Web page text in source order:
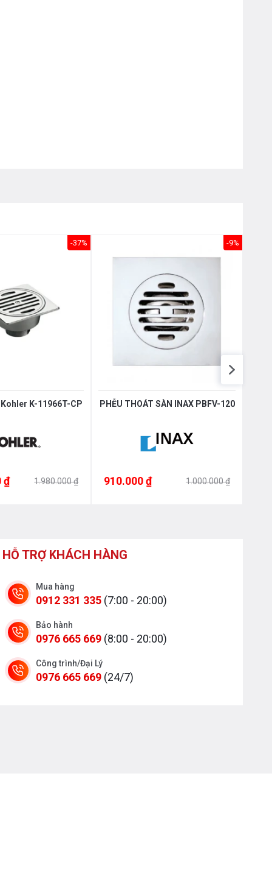
-37%
K-11966T-CP
₫ 1.980.000 ₫
-9%
PHỄU THOÁT SÀN INAX PBFV-120
910.000 ₫ 1.000.000 ₫
HỖ TRỢ KHÁCH HÀNG
Mua hàng
0912 331 335 (7:00 - 20:00)
Bảo hành
0976 665 669 (8:00 - 20:00)
Công trình/Đại Lý
0976 665 669 (24/7)